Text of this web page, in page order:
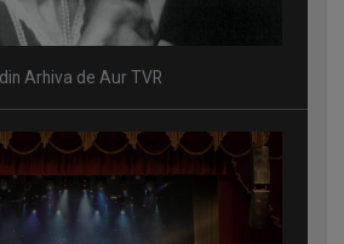
Arhiva de Aur TVR